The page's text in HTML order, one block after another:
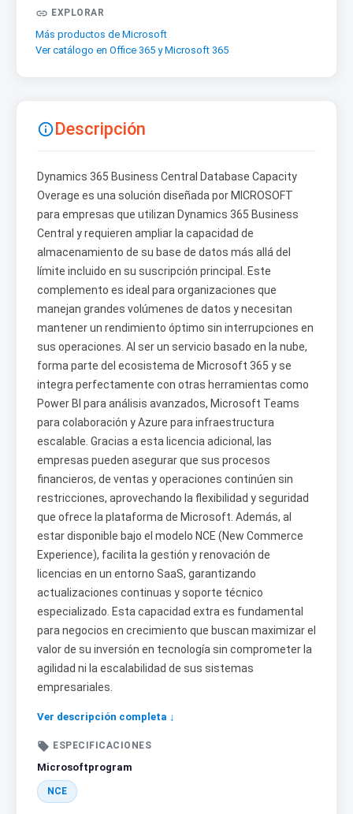
 EXPLORAR
Más productos de Microsoft
Ver catálogo en Office 365 y Microsoft 365
Descripción
Dynamics 365 Business Central Database Capacity
Overage es una solución diseñada por MICROSOFT
para empresas que utilizan Dynamics 365 Business
Central y requieren ampliar la capacidad de
almacenamiento de su base de datos más allá del
límite incluido en su suscripción principal. Este
complemento es ideal para organizaciones que
manejan grandes volúmenes de datos y necesitan
mantener un rendimiento óptimo sin interrupciones en
sus operaciones. Al ser un servicio basado en la nube,
forma parte del ecosistema de Microsoft 365 y se
integra perfectamente con otras herramientas como
Power BI para análisis avanzados, Microsoft Teams
para colaboración y Azure para infraestructura
escalable. Gracias a esta licencia adicional, las
empresas pueden asegurar que sus procesos
financieros, de ventas y operaciones continúen sin
restricciones, aprovechando la flexibilidad y seguridad
que ofrece la plataforma de Microsoft. Además, al
estar disponible bajo el modelo NCE (New Commerce
Experience), facilita la gestión y renovación de
licencias en un entorno SaaS, garantizando
actualizaciones continuas y soporte técnico
especializado. Esta capacidad extra es fundamental
para negocios en crecimiento que buscan maximizar el
valor de su inversión en tecnología sin comprometer la
agilidad ni la escalabilidad de sus sistemas
empresariales.
Ver descripción completa ↓
 ESPECIFICACIONES
Microsoftprogram
NCE